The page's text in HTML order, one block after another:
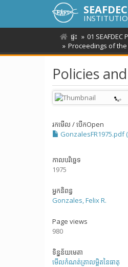
SEAFDEC
ផ្ទះ 01
Proceedings of the
Policies
រកមើល / បើកOpen
GonzalesFR1975.pdf
កាលបរិច្ឆេទ
1975
អ្នកនិពន្ធ
Gonzales, Felix R.
Page views
980
ទិន្នន័យមេតា
មើលកំណត់ត្រាលម្អិតនៃធាតុ